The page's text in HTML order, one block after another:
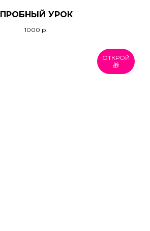
ПРОБНЫЙ УРОК
1000 р.
ОТКРОЙ
🎁